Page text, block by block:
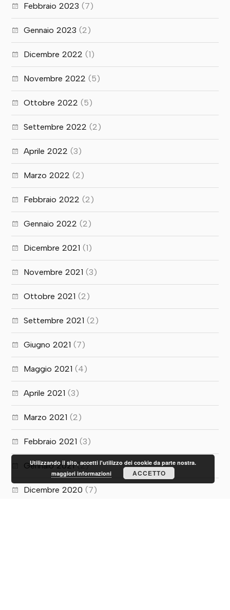
Febbraio 2023 (7)
Gennaio 2023 (2)
Dicembre 2022 (1)
Novembre 2022 (5)
Ottobre 2022 (5)
Settembre 2022 (2)
Aprile 2022 (3)
Marzo 2022 (2)
Febbraio 2022 (2)
Gennaio 2022 (2)
Dicembre 2021 (1)
Novembre 2021 (3)
Ottobre 2021 (2)
Settembre 2021 (2)
Giugno 2021 (7)
Maggio 2021 (4)
Aprile 2021 (3)
Marzo 2021 (2)
Febbraio 2021 (3)
Gennaio 2021(2)
Dicembre 2020 (7)
Utilizzando il sito, accetti l'utilizzo dei cookie da parte nostra.
maggiori informazioni
ACCETTO